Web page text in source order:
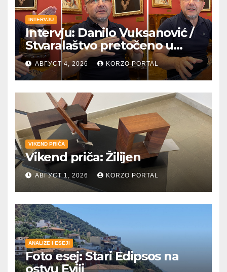
INTERVJU
Intervju: Danilo Vuksanović /
Stvaralaštvo pretočeno u
umetnost i reči
АВГУСТ 4, 2026 KORZO PORTAL
VIKEND PRIČA
Vikend priča: Žilijen
АВГУСТ 1, 2026 KORZO PORTAL
ANALIZE I ESEJI
Foto esej: Stari Edipsos na
ostvu Eviji